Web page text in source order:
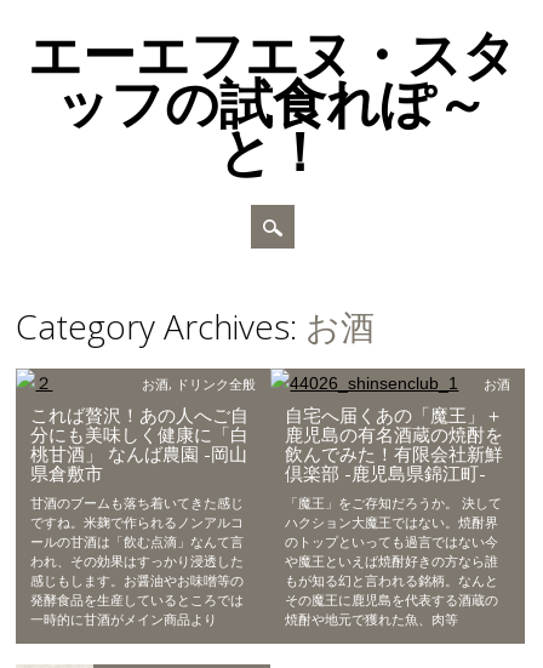
エーエフエヌ・スタ
ッフの試食れぽ～
と！
Main menu
Category Archives: お酒
お酒, ドリンク全般
これば贅沢！あの人へご自
分にも美味しく健康に「白
桃甘酒」 なんば農園 -岡山
県倉敷市
甘酒のブームも落ち着いてきた感じ
ですね。米麹で作られるノンアルコ
ールの甘酒は「飲む点滴」なんて言
われ、その効果はすっかり浸透した
感じもします。お醤油やお味噌等の
発酵食品を生産しているところでは
一時的に甘酒がメイン商品より
お酒
自宅へ届くあの「魔王」＋
鹿児島の有名酒蔵の焼酎を
飲んでみた！有限会社新鮮
倶楽部 -鹿児島県錦江町-
「魔王」をご存知だろうか。 決して
ハクション大魔王ではない。焼酎界
のトップといっても過言ではない今
や魔王といえば焼酎好きの方なら誰
もが知る幻と言われる銘柄。なんと
その魔王に鹿児島を代表する酒蔵の
焼酎や地元で獲れた魚、肉等